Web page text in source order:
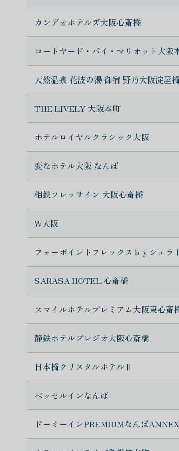
カンデオホテルズ大阪心斎橋
コートヤード・バイ・マリオット大阪
天然温泉 花波の湯 御宿 野乃大阪淀屋橋
THE LIVELY 大阪本町
ホテルロイヤルクラシック大阪
変なホテル大阪 なんば
相鉄フレッサイン 大阪心斎橋
W大阪
フォーポイントフレックスｂｙシェラ
SARASA HOTEL 心斎橋
スマイルホテルプレミアム大阪東心斎
静鉄ホテルプレジオ大阪心斎橋
日本橋クリスタルホテルⅡ
ベッセルインなんば
ドーミーインPREMIUMなんばANNEX